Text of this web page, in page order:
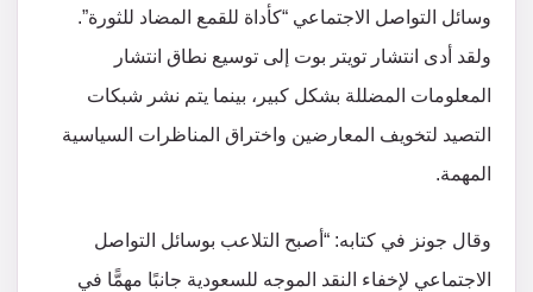
وسائل التواصل الاجتماعي “كأداة للقمع المضاد للثورة”.
ولقد أدى انتشار تويتر بوت إلى توسيع نطاق انتشار
المعلومات المضللة بشكل كبير، بينما يتم نشر شبكات
التصيد لتخويف المعارضين واختراق المناظرات السياسية
المهمة.
وقال جونز في كتابه: “أصبح التلاعب بوسائل التواصل
الاجتماعي لإخفاء النقد الموجه للسعودية جانبًا مهمًّا في